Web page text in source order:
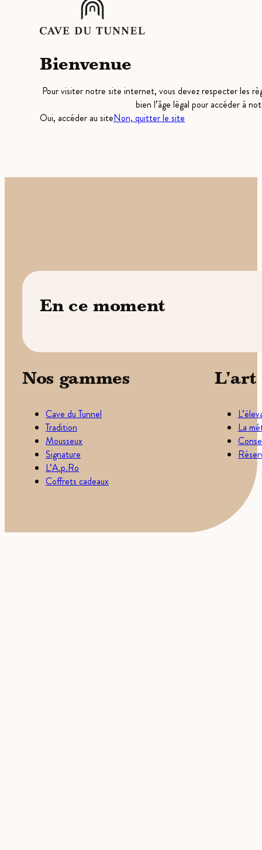
Bienvenue
Pour visiter notre site internet, vous devez respecter les
bien l’âge légal pour accéder à
Oui, accéder au siteNon, quitter le site
En ce moment
Nos gammes
Cave du Tunnel
Tradition
Mousseux
Signature
L’A.p.Ro
Coffrets cadeaux
L'art
La